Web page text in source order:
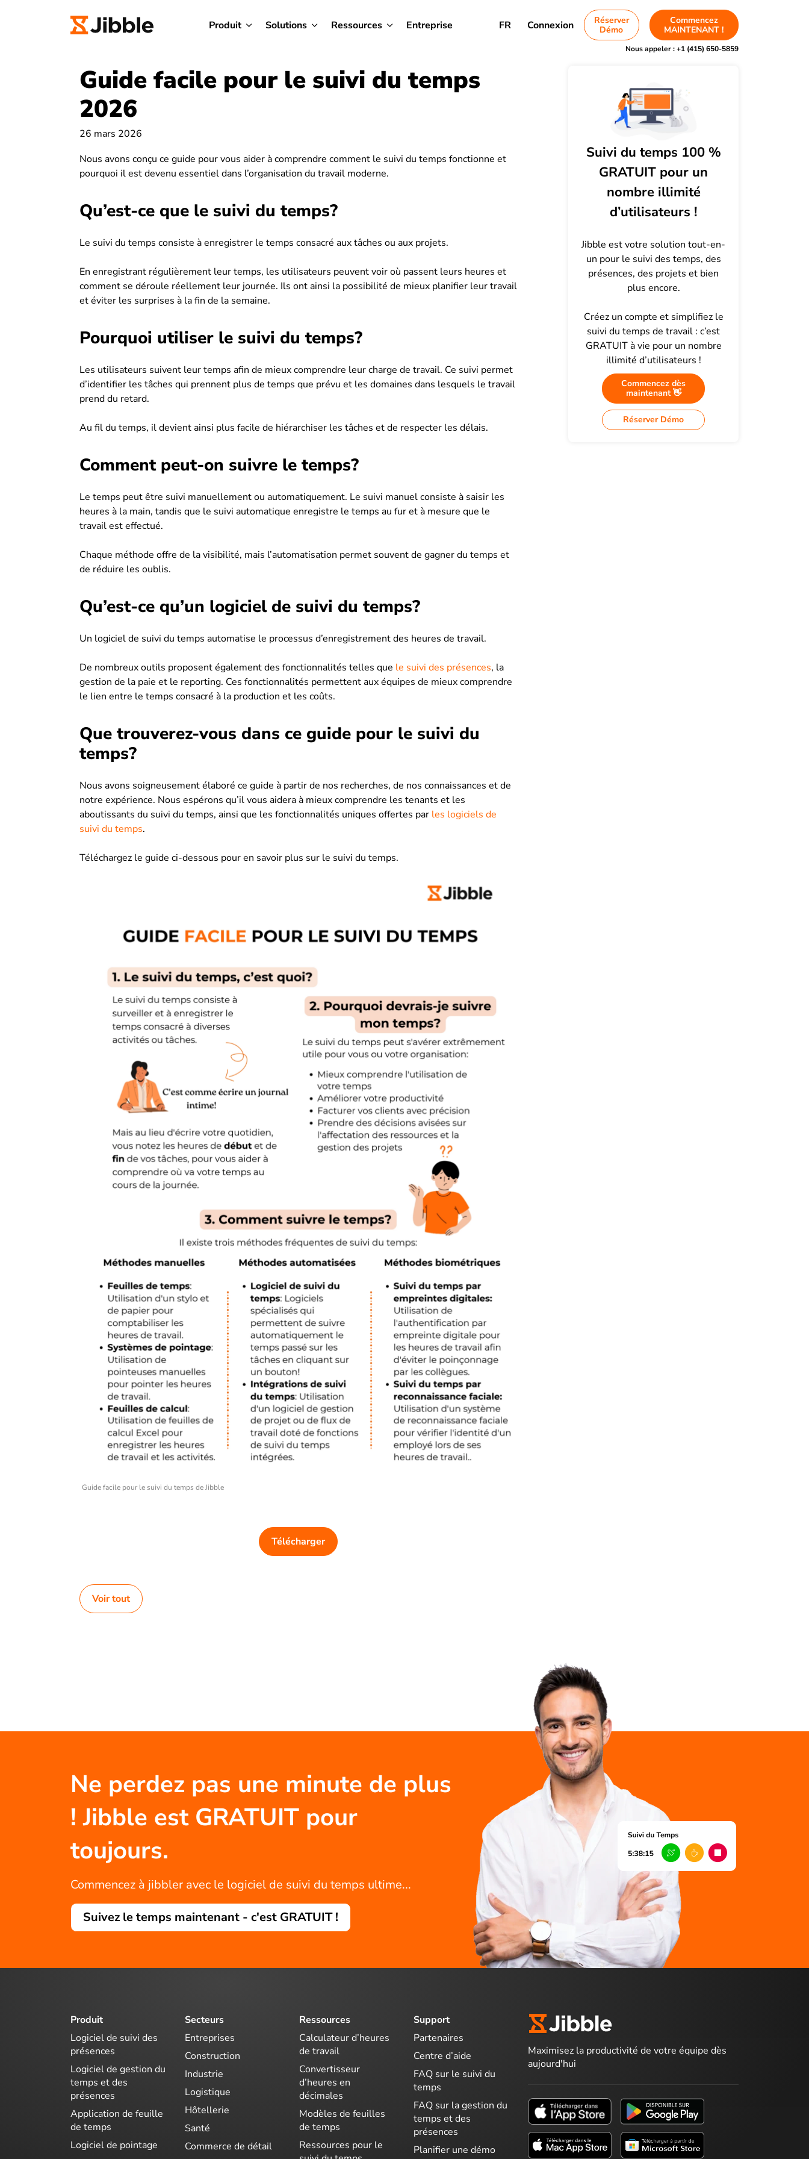
Produit Solutions Ressources Entreprise FR Connexion
Réserver
Démo
Commencez
MAINTENANT !
Nous appeler :+1 (415) 650-5859
Guide facile pour le suivi du temps
2026
26 mars 2026
Nous avons conçu ce guide pour vous aider à comprendre comment le suivi du temps fonctionne et
pourquoi il est devenu essentiel dans l’organisation du travail moderne.
Qu’est-ce que le suivi du temps?
Le suivi du temps consiste à enregistrer le temps consacré aux tâches ou aux projets.
En enregistrant régulièrement leur temps, les utilisateurs peuvent voir où passent leurs heures et
comment se déroule réellement leur journée. Ils ont ainsi la possibilité de mieux planifier leur travail
et éviter les surprises à la fin de la semaine.
Pourquoi utiliser le suivi du temps?
Les utilisateurs suivent leur temps afin de mieux comprendre leur charge de travail. Ce suivi permet
d’identifier les tâches qui prennent plus de temps que prévu et les domaines dans lesquels le travail
prend du retard.
Au fil du temps, il devient ainsi plus facile de hiérarchiser les tâches et de respecter les délais.
Comment peut-on suivre le temps?
Le temps peut être suivi manuellement ou automatiquement. Le suivi manuel consiste à saisir les
heures à la main, tandis que le suivi automatique enregistre le temps au fur et à mesure que le
travail est effectué.
Chaque méthode offre de la visibilité, mais l’automatisation permet souvent de gagner du temps et
de réduire les oublis.
Qu’est-ce qu’un logiciel de suivi du temps?
Un logiciel de suivi du temps automatise le processus d’enregistrement des heures de travail.
De nombreux outils proposent également des fonctionnalités telles que le suivi des présences, la
gestion de la paie et le reporting. Ces fonctionnalités permettent aux équipes de mieux comprendre
le lien entre le temps consacré à la production et les coûts.
Que trouverez-vous dans ce guide pour le suivi du
temps?
Nous avons soigneusement élaboré ce guide à partir de nos recherches, de nos connaissances et de
notre expérience. Nous espérons qu’il vous aidera à mieux comprendre les tenants et les
aboutissants du suivi du temps, ainsi que les fonctionnalités uniques offertes par les logiciels de
suivi du temps.
Téléchargez le guide ci-dessous pour en savoir plus sur le suivi du temps.
Guide facile pour le suivi du temps de Jibble
Télécharger
Voir tout
Suivi du temps 100 %
GRATUIT pour un
nombre illimité
d’utilisateurs !
Jibble est votre solution tout-en-
un pour le suivi des temps, des
présences, des projets et bien
plus encore.
Créez un compte et simplifiez le
suivi du temps de travail : c’est
GRATUIT à vie pour un nombre
illimité d’utilisateurs !
Commencez dès
maintenant 👋
Réserver Démo
Ne perdez pas une minute de plus
! Jibble est GRATUIT pour
toujours.
Commencez à jibbler avec le logiciel de suivi du temps ultime...
Suivez le temps maintenant - c'est GRATUIT !
Produit
Logiciel de suivi des
présences
Logiciel de gestion du
temps et des
présences
Application de feuille
de temps
Logiciel de pointage
Secteurs
Entreprises
Construction
Industrie
Logistique
Hôtellerie
Santé
Commerce de détail
Ressources
Calculateur d’heures
de travail
Convertisseur
d’heures en
décimales
Modèles de feuilles
de temps
Ressources pour le
Support
Partenaires
Centre d’aide
FAQ sur le suivi du
temps
FAQ sur la gestion du
temps et des
présences
Planifier une démo
Maximisez la productivité de votre équipe dès
aujourd'hui